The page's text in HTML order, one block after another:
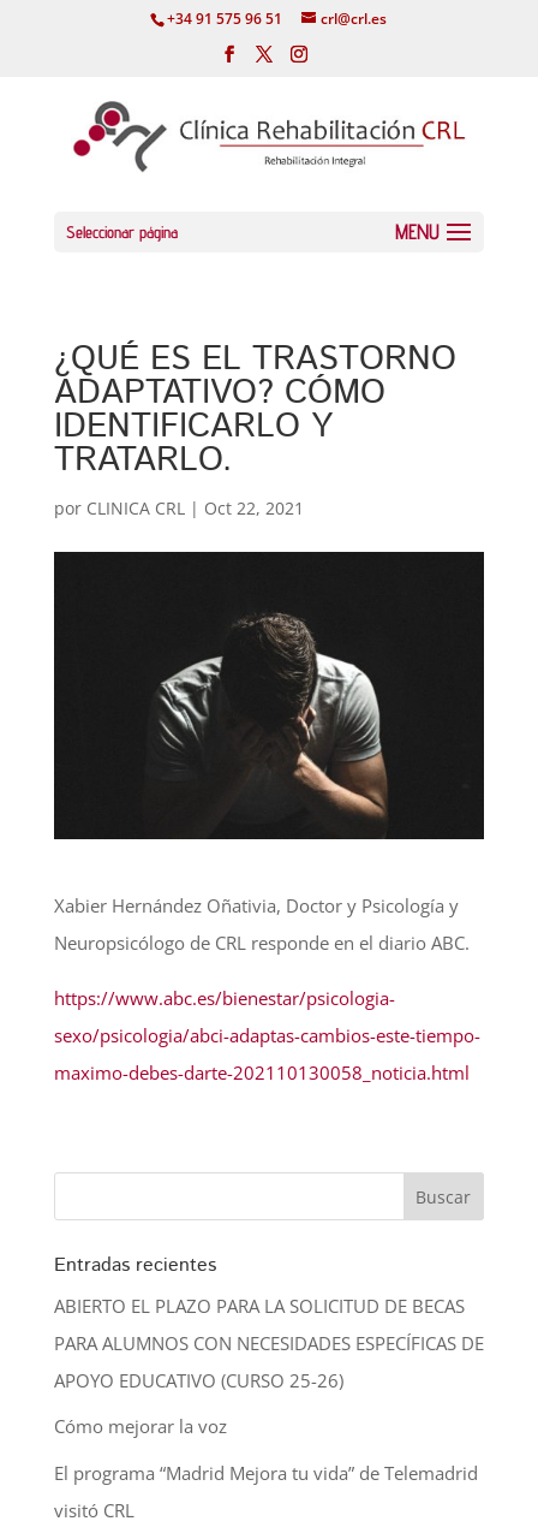
+34 91 575 96 51 crl@crl.es
Seleccionar página
¿QUÉ ES EL TRASTORNO
ADAPTATIVO? CÓMO
IDENTIFICARLO Y
TRATARLO.
por CLINICA CRL| Oct 22, 2021
Xabier Hernández Oñativia, Doctor y Psicología y
Neuropsicólogo de CRL responde en el diario ABC.
https://www.abc.es/bienestar/psicologia-
sexo/psicologia/abci-adaptas-cambios-este-tiempo-
maximo-debes-darte-202110130058_noticia.html
Entradas recientes
ABIERTO EL PLAZO PARA LA SOLICITUD DE BECAS
PARA ALUMNOS CON NECESIDADES ESPECÍFICAS DE
APOYO EDUCATIVO (CURSO 25-26)
Cómo mejorar la voz
El programa “Madrid Mejora tu vida” de Telemadrid
visitó CRL